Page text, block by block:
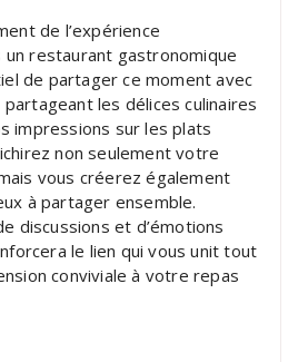
de l’expérience
un restaurant gastronomique
de partager ce moment avec
partageant les délices culinaires
impressions sur les plats
non seulement votre
vous créerez également
à partager ensemble.
discussions et d’émotions
le lien qui vous unit tout
conviviale à votre repas